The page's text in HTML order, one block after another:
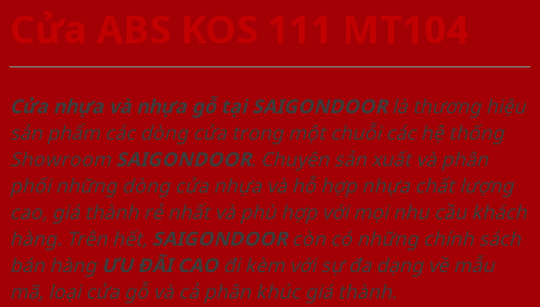
Cửa ABS KOS 111 MT104
Cửa nhựa và nhựa gỗ tại SAIGONDOORlà thương hiệu
sản phẩm các dòng cửa trong một chuỗi các hệ thống
Showroom SAIGONDOOR. Chuyên sản xuất và phân
phối những dòng cửa nhựa và hỗ hợp nhựa chất lượng
cao, giá thành rẻ nhất và phù hợp với mọi nhu cầu khách
hàng. Trên hết, SAIGONDOORcòn có những chính sách
bán hàng ƯU ĐÃI CAOđi kèm với sự đa dạng về mẫu
mã, loại cửa gỗ và cả phân khúc giá thành.